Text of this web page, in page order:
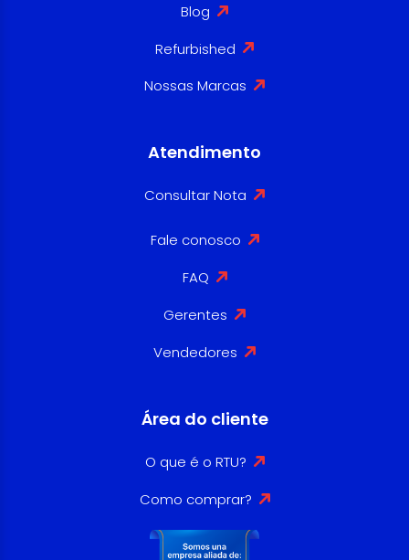
Blog
Refurbished
Nossas Marcas
Atendimento
Consultar Nota
Fale conosco
FAQ
Gerentes
Vendedores
Área do cliente
O que é o RTU?
Como comprar?